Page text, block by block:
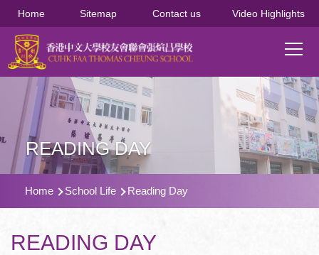
移至主內容
Home Sitemap Contact us Video Highlights
Main
READING DAY
導
航
連
Home School Life Reading Day
READING DAY